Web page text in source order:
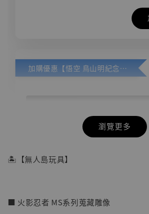
加購優惠【悟空 鳥山明紀念款 [奇蹟工作室]】
瀏覽更多
🏝【無人島玩具】
■ 火影忍者 MS系列蒐藏雕像